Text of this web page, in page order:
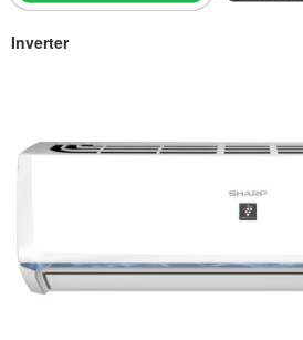
Inverter